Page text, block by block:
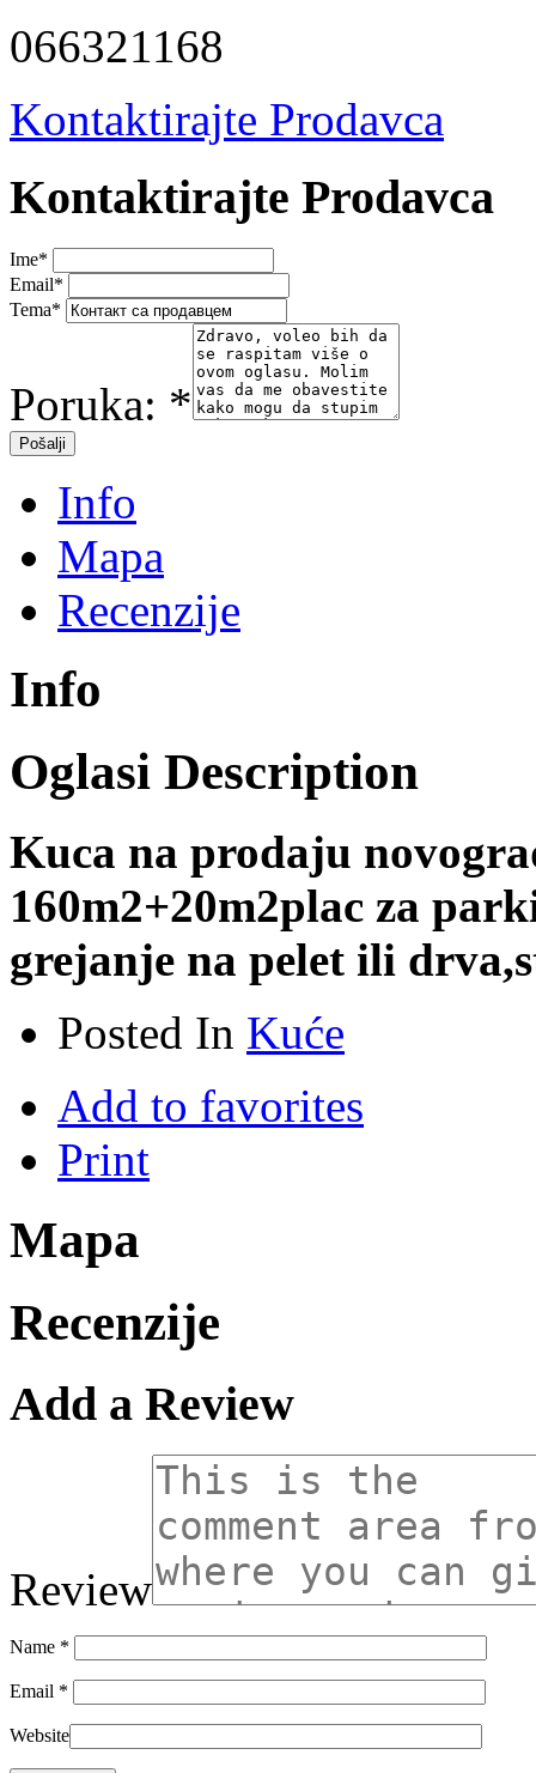
066321168
Kontaktirajte Prodavca
Kontaktirajte Prodavca
Ime*
Email*
Tema*
Poruka: *
Info
Mapa
Recenzije
Info
Oglasi Description
Kuca na prodaju
160m2+20m2plac za
grejanje na pelet ili
Posted In Kuće
Add to favorites
Print
Mapa
Recenzije
Add a Review
Review
Name *
Email *
Website